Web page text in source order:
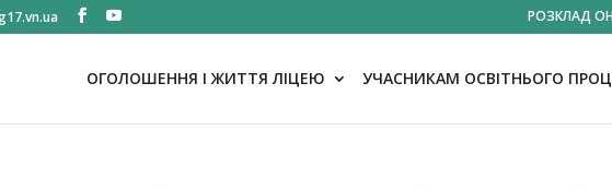
РОЗКЛАД
ОГОЛОШЕННЯ І ЖИТТЯ ЛІЦЕЮ УЧАСНИКАМ ОСВІТНЬОГО